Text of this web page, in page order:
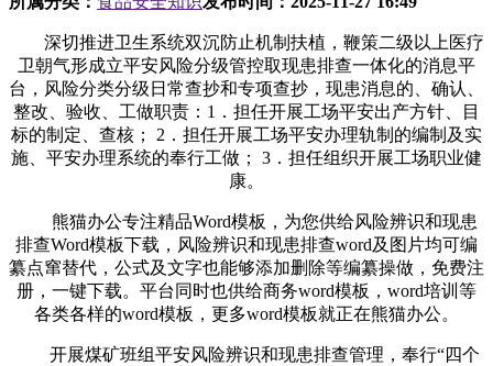
深切推进卫生系统双沉防止机制扶植，鞭策二级以上医疗
卫朝气形成立平安风险分级管控取现患排查一体化的消息平
台，风险分类分级日常查抄和专项查抄，现患消息的、确认、
整改、验收、工做职责：1．担任开展工场平安出产方针、目
标的制定、查核； 2．担任开展工场平安办理轨制的编制及实
施、平安办理系统的奉行工做； 3．担任组织开展工场职业健
康。
熊猫办公专注精品Word模板，为您供给风险辨识和现患
排查Word模板下载，风险辨识和现患排查word及图片均可编
纂点窜替代，公式及文字也能够添加删除等编纂操做，免费注
册，一键下载。平台同时也供给商务word模板，word培训等
各类各样的word模板，更多word模板就正在熊猫办公。
开展煤矿班组平安风险辨识和现患排查管理，奉行“四个